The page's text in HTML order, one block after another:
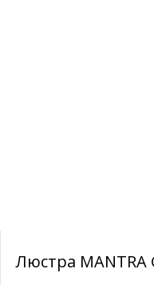
Люстра MANTRA